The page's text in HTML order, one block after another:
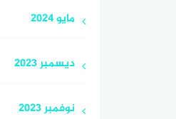
مايو 2024
ديسمبر 2023
نوفمبر 2023